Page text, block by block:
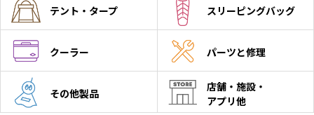
テント・タープ スリーピングバッグ
クーラー パーツと修理
その他製品
店舗・施設・
アプリ他